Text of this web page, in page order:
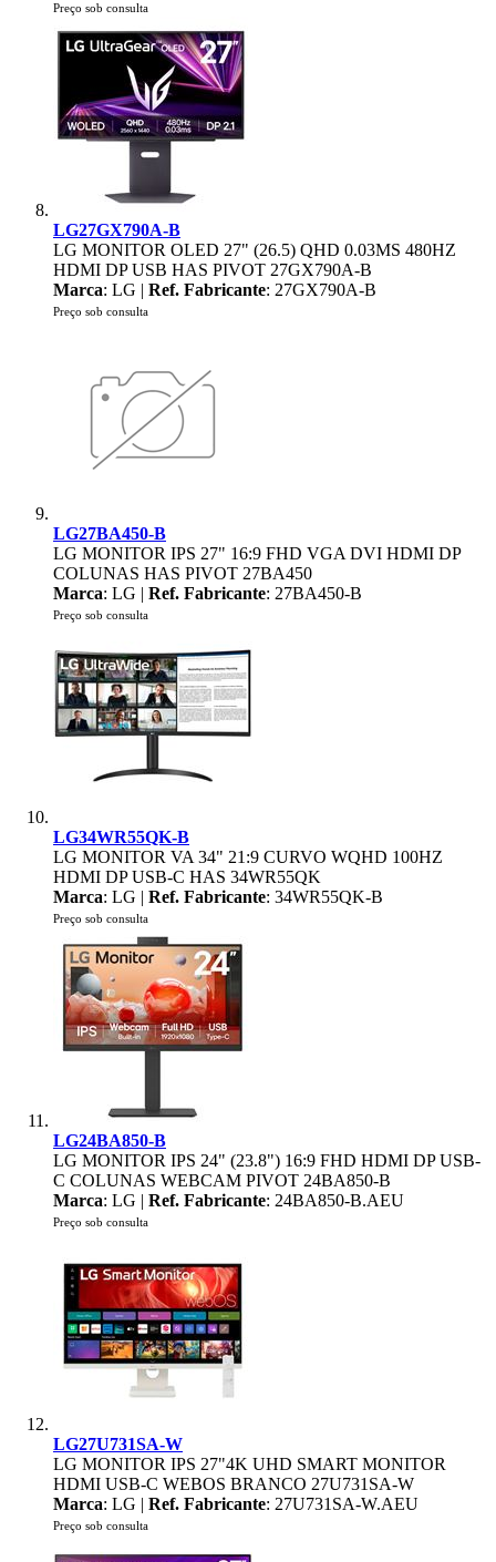
Preço sob consulta
LG27GX790A-B
LG MONITOR OLED 27" (26.5) QHD 0.03MS 480HZ
HDMI DP USB HAS PIVOT 27GX790A-B
Marca: LG | Ref. Fabricante: 27GX790A-B
Preço sob consulta
LG27BA450-B
LG MONITOR IPS 27" 16:9 FHD VGA DVI HDMI DP
COLUNAS HAS PIVOT 27BA450
Marca: LG | Ref. Fabricante: 27BA450-B
Preço sob consulta
LG34WR55QK-B
LG MONITOR VA 34" 21:9 CURVO WQHD 100HZ
HDMI DP USB-C HAS 34WR55QK
Marca: LG | Ref. Fabricante: 34WR55QK-B
Preço sob consulta
LG24BA850-B
LG MONITOR IPS 24" (23.8") 16:9 FHD HDMI DP USB-
C COLUNAS WEBCAM PIVOT 24BA850-B
Marca: LG | Ref. Fabricante: 24BA850-B.AEU
Preço sob consulta
LG27U731SA-W
LG MONITOR IPS 27"4K UHD SMART MONITOR
HDMI USB-C WEBOS BRANCO 27U731SA-W
Marca: LG | Ref. Fabricante: 27U731SA-W.AEU
Preço sob consulta